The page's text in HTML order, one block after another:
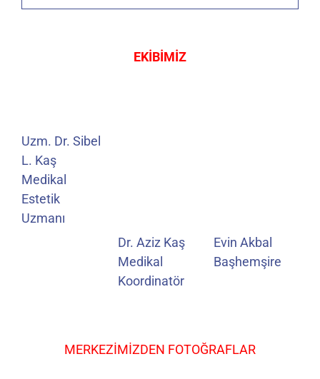
EKİBİMİZ
Uzm. Dr. Sibel
L. Kaş
Medikal
Estetik
Uzmanı
Dr. Aziz Kaş
Medikal
Koordinatör
Evin Akbal
Başhemşire
MERKEZİMİZDEN FOTOĞRAFLAR